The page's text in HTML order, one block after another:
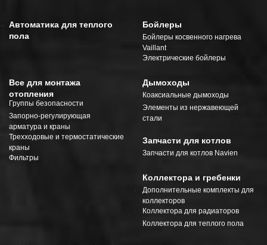
Автоматика для теплого
пола
Бойлеры
Бойлеры косвенного нагрева
Vaillant
Электрические бойлеры
Все для монтажа
отопления
Группы безопасности
Запорно-регулирующая
арматура и краны
Трехходовые и термостатические
краны
Фильтры
Дымоходы
Коаксиальные дымоходы
Элементы из нержавеющей
стали
Запчасти для котлов
Запчасти для котлов Navien
Коллектора и гребенки
Дополнительные комплекты для
коллекторов
Коллектора для радиаторов
Коллектора для теплого пола